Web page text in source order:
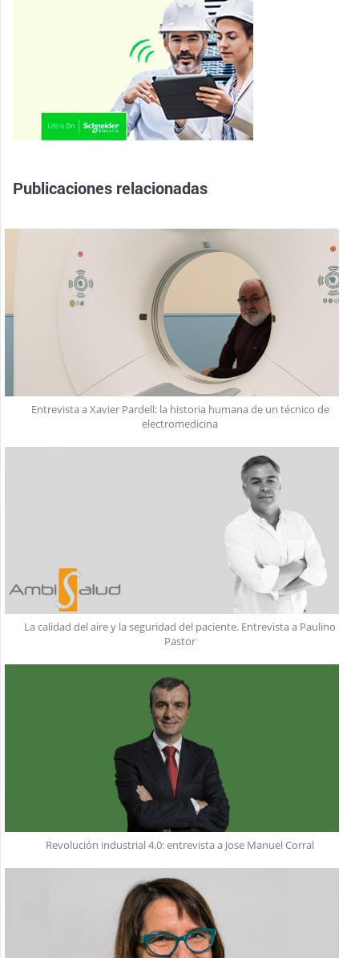
Publicaciones relacionadas
Entrevista a Xavier Pardell: la historia humana de un técnico de
electromedicina
La calidad del aire y la seguridad del paciente. Entrevista a Paulino
Pastor
Revolución industrial 4.0: entrevista a Jose Manuel Corral